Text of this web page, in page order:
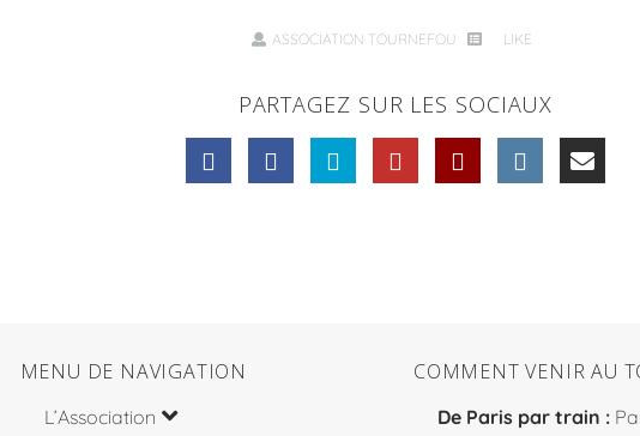
ASSOCIATION TOURNEFOU LIKE
PARTAGEZ SUR LES SOCIAUX
MENU DE NAVIGATION
L’Association
COMMENT VENIR AU
De Paris par train :